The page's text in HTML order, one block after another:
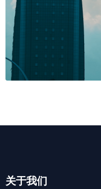
关于我们